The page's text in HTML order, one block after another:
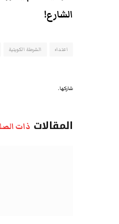
الشارع!
اعتداء الشرطة الكويتية
شاركها.
المقالات ذات